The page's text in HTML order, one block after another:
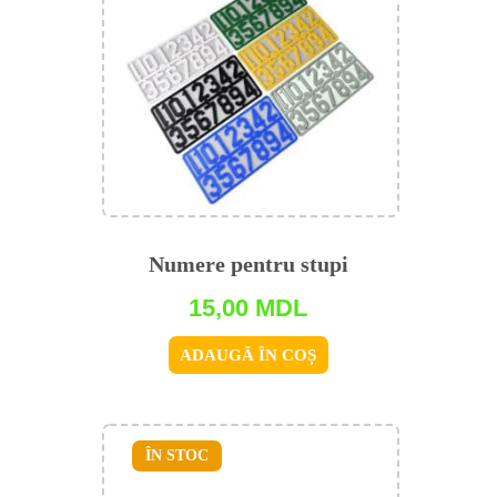
Numere pentru stupi
15,00 MDL
ADAUGĂ ÎN COȘ
ÎN STOC